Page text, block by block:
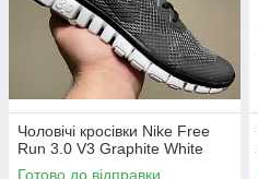
Чоловічі кросівки Nike Free
Run 3.0 V3 Graphite White
Готово до відправки